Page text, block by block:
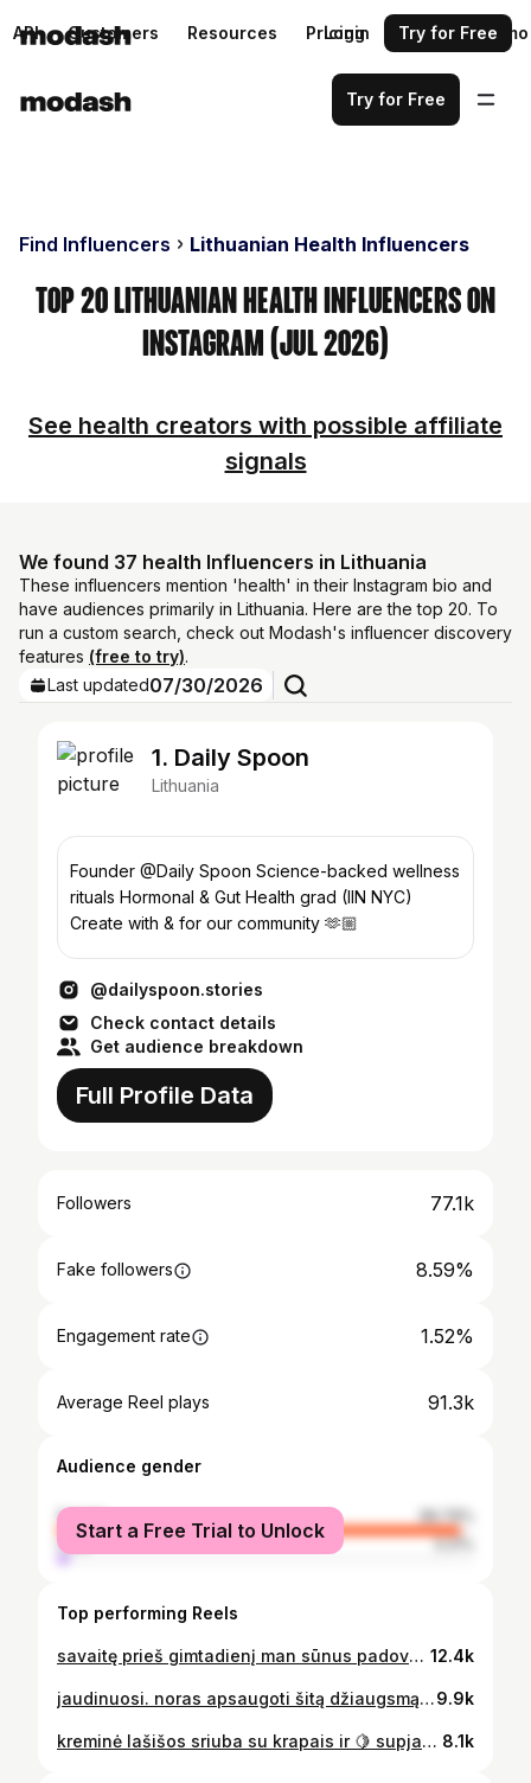
API Customers Resources Pricing Request a demo
Login Try for Free
Try for Free
Find Influencers Lithuanian Health Influencers
Top 20 Lithuanian Health Influencers on
Instagram (Jul 2026)
See health creators with possible affiliate
signals
We found 37 health Influencers in Lithuania
These influencers mention 'health' in their Instagram bio and
have audiences primarily in Lithuania. Here are the top 20. To
run a custom search, check out Modash's influencer discovery
features (free to try).
Last updated07/30/2026
1. Daily Spoon
Lithuania
Founder @Daily Spoon Science-backed wellness
rituals Hormonal & Gut Health grad (IIN NYC)
Create with & for our community 🫶🏼
@dailyspoon.stories
Check contact details
Get audience breakdown
Full Profile Data
Followers 77.1k
Fake followers 8.59%
Engagement rate 1.52%
Average Reel plays 91.3k
Audience gender
female
96.79%
male
3.21%
Start a Free Trial to Unlock
Top performing Reels
savaitę prieš gimtadienį man sūnus padovanojo saviškį. 🍼🧸 12.4k
jaudinuosi. noras apsaugoti šitą džiaugsmą pasiliekant savo ratui, man vis maišėsi su spirgėjimu išrėkti “pagaliau”. bet jaučiu, kad jūs jau pastebite, o man nuslėpti dalykų niekada nesisekė 🫶🏼9.9k
kreminė lašišos sriuba su krapais ir 🍋 supjaustom: porą, morkas, bulvės, brokolius ir 5 min apkepam puode. Paprieskoniuojam druska, pipirais, jei mėgstat - čili dribsniais. pilam karštą vandenį ir dedam daržovių sultinio kubelį. verdam apie 15min. dedam lašišos kubelius ir citriną. po 5min (jei bulvės jau išvirė) įpilame pusę stiklinės grietinėlės ir dedam dosniai krapų. skanaujam. #dailyspoon #receptas #vakariene #pietus #sriuba #mityba 8.1k